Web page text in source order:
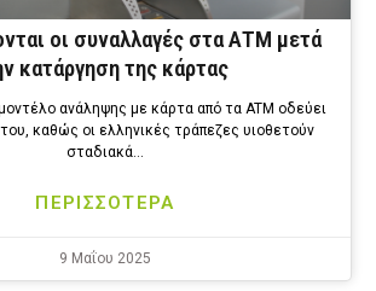
οι συναλλαγές στα ΑΤΜ μετά
κατάργηση της κάρτας
ανάληψης με κάρτα από τα ATM οδεύει
καθώς οι ελληνικές τράπεζες υιοθετούν
σταδιακά…
ΠΕΡΙΣΣΟΤΕΡΑ
9 Μαΐου 2025